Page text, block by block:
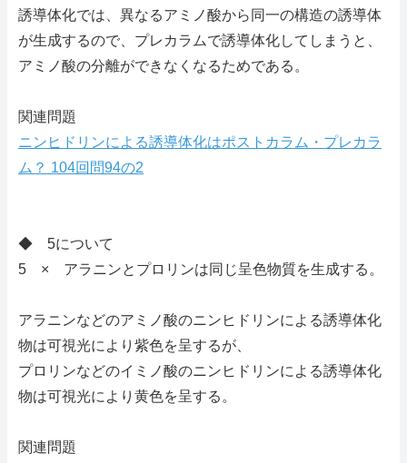
誘導体化では、異なるアミノ酸から同一の構造の誘導体
が生成するので、プレカラムで誘導体化してしまうと、
アミノ酸の分離ができなくなるためである。
関連問題
ニンヒドリンによる誘導体化はポストカラム・プレカラ
ム？ 104回問94の2
◆ 5について
5 × アラニンとプロリンは同じ呈色物質を生成する。
アラニンなどのアミノ酸のニンヒドリンによる誘導体化
物は可視光により紫色を呈するが、
プロリンなどのイミノ酸のニンヒドリンによる誘導体化
物は可視光により黄色を呈する。
関連問題